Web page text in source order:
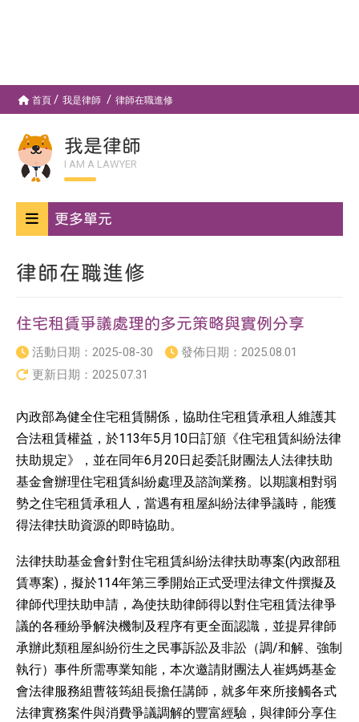
首頁 我是律師 律師在職進修
我是律師
I AM A LAWYER
更多單元
律師在職進修
住宅租賃爭議處理的多元策略與實例分享
活動日期： 2025-08-30 發佈日期： 2025.08.01
更新日期： 2025.07.31
內政部為健全住宅租賃關係，協助住宅租賃承租人維護其
合法租賃權益，於113年5月10日訂頒《住宅租賃糾紛法律
扶助規定》，並在同年6月20日起委託財團法人法律扶助
基金會辦理住宅租賃糾紛處理及諮詢業務。以期讓相對弱
勢之住宅租賃承租人，當遇有租屋糾紛法律爭議時，能獲
得法律扶助資源的即時協助。
法律扶助基金會針對住宅租賃糾紛法律扶助專案(內政部租
賃專案)，擬於114年第三季開始正式受理法律文件撰擬及
律師代理扶助申請，為使扶助律師得以對住宅租賃法律爭
議的各種紛爭解決機制及程序有更全面認識，並提昇律師
承辦此類租屋糾紛衍生之民事訴訟及非訟（調/和解、強制
執行）事件所需專業知能，本次邀請財團法人崔媽媽基金
會法律服務組曹筱筠組長擔任講師，就多年來所接觸各式
法律實務案件與消費爭議調解的豐富經驗，與律師分享住